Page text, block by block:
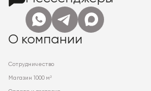
О компании
Сотрудничество
Магазин 1000 м²